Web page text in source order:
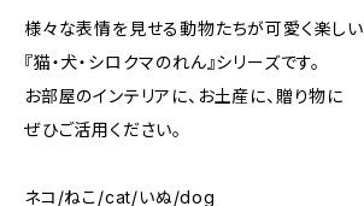
様々な表情を見せる動物たちが可愛く楽しい
『猫・犬・シロクマのれん』シリーズです。
お部屋のインテリアに、お土産に、贈り物に
ぜひご活用ください。
ネコ/ねこ/cat/いぬ/dog